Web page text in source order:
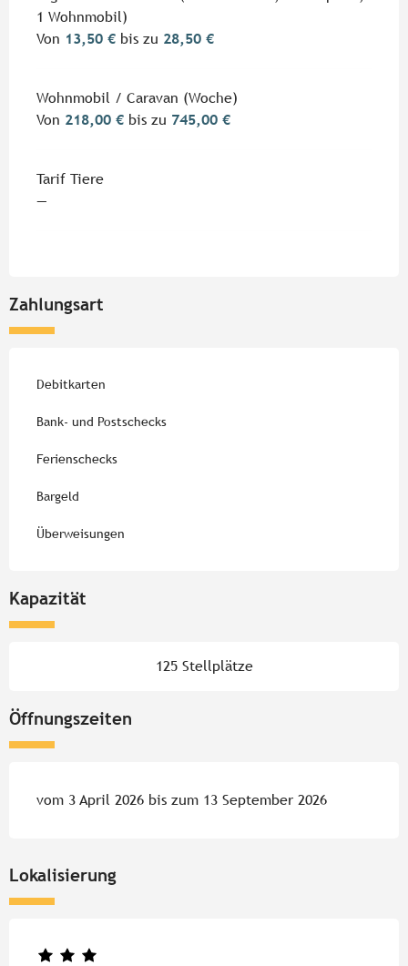
1 Wohnmobil)
Von 13,50 € bis zu 28,50 €
Wohnmobil / Caravan (Woche)
Von 218,00 € bis zu 745,00 €
Tarif Tiere
—
Zahlungsart
Debitkarten
Bank- und Postschecks
Ferienschecks
Bargeld
Überweisungen
Kapazität
125 Stellplätze
Öffnungszeiten
vom 3 April 2026 bis zum 13 September 2026
Lokalisierung